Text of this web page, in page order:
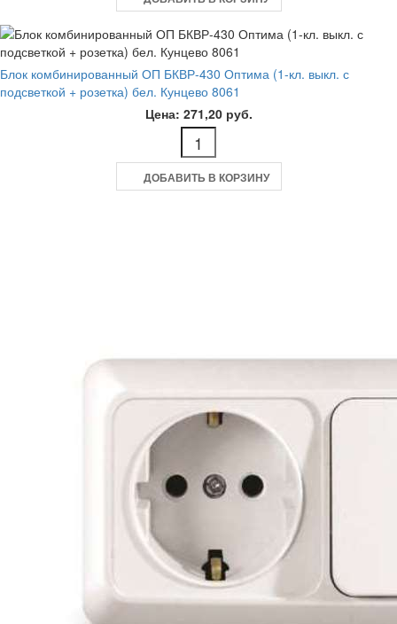
Блок комбинированный ОП БКВР-430 Оптима (1-кл. выкл. с
подсветкой + розетка) бел. Кунцево 8061
Цена: 271,20 руб.
ДОБАВИТЬ В КОРЗИНУ